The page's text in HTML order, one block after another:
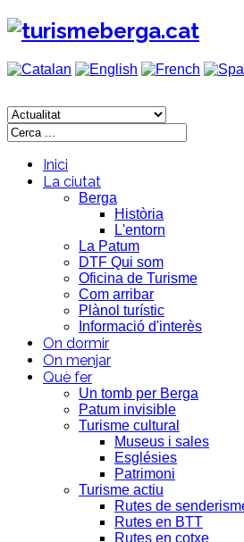
Inici
La ciutat
Berga
Història
L'entorn
La Patum
DTF Qui som
Oficina de Turisme
Com arribar
Plànol turístic
Informació d'interès
On dormir
On menjar
Què fer
Un tomb per Berga
Patum invisible
Turisme cultural
Museus i sales
Esglésies
Patrimoni
Turisme actiu
Rutes de
Rutes en BTT
Rutes en cotxe